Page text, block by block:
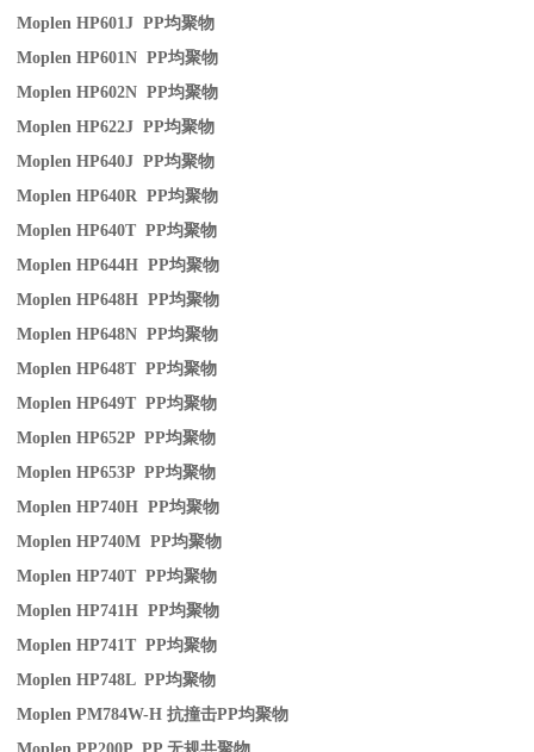
Moplen HP601J PP均聚物
Moplen HP601N PP均聚物
Moplen HP602N PP均聚物
Moplen HP622J PP均聚物
Moplen HP640J PP均聚物
Moplen HP640R PP均聚物
Moplen HP640T PP均聚物
Moplen HP644H PP均聚物
Moplen HP648H PP均聚物
Moplen HP648N PP均聚物
Moplen HP648T PP均聚物
Moplen HP649T PP均聚物
Moplen HP652P PP均聚物
Moplen HP653P PP均聚物
Moplen HP740H PP均聚物
Moplen HP740M PP均聚物
Moplen HP740T PP均聚物
Moplen HP741H PP均聚物
Moplen HP741T PP均聚物
Moplen HP748L PP均聚物
Moplen PM784W-H抗撞击PP均聚物